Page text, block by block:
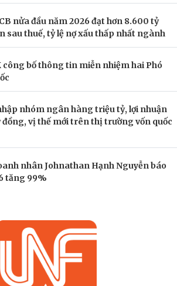
nửa đầu năm 2026 đạt hơn 8.600 tỷ
sau thuế, tỷ lệ nợ xấu thấp nhất ngành
công bố thông tin miễn nhiệm hai Phó
nhóm ngân hàng triệu tỷ, lợi nhuận
đồng, vị thế mới trên thị trường vốn quốc
nhân Johnathan Hạnh Nguyễn báo
tăng 99%